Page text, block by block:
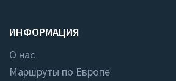
ИНФОРМАЦИЯ
О нас
Маршруты по Европе